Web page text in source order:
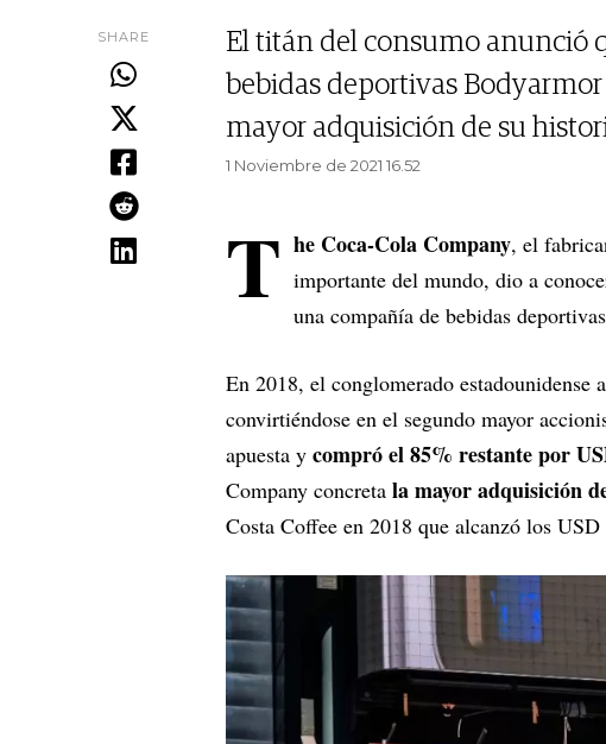
SHARE
El titán del consumo anunció
bebidas deportivas
mayor adquisición de su
1 Noviembre de 2021 16.52
T he Coca-Cola Company, el
importante del mundo, dio a
una compañía de bebidas
En 2018, el conglomerado
convirtiéndose en el segundo mayor
apuesta y compró el 85% restante por
Company concreta la mayor adquisición
Costa Coffee en 2018 que alcanzó los